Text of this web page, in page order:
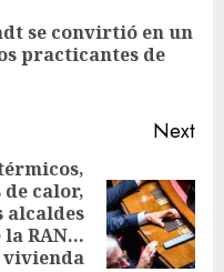
se convirtió en un
practicantes de
Next
calor,
alcaldes
la RAN…
vivienda